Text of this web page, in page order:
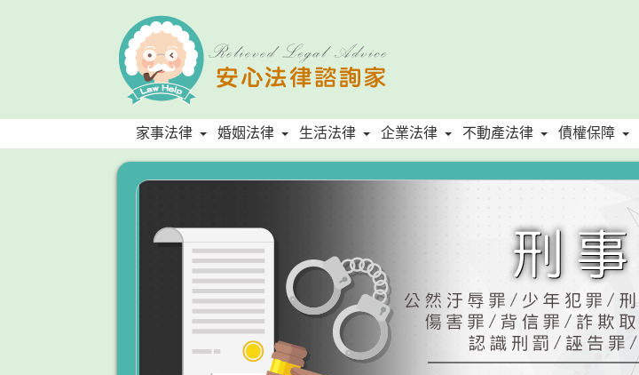
家事法律 婚姻法律 生活法律 企業法律 不動產法律 債權保障